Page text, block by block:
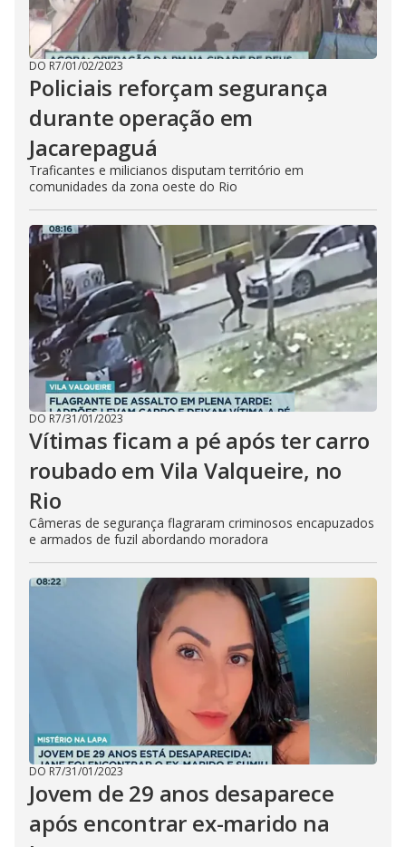
DO R7/01/02/2023
Policiais reforçam segurança
durante operação em
Jacarepaguá
Traficantes e milicianos disputam território em
comunidades da zona oeste do Rio
DO R7/31/01/2023
Vítimas ficam a pé após ter carro
roubado em Vila Valqueire, no
Rio
Câmeras de segurança flagraram criminosos encapuzados
e armados de fuzil abordando moradora
DO R7/31/01/2023
Jovem de 29 anos desaparece
após encontrar ex-marido na